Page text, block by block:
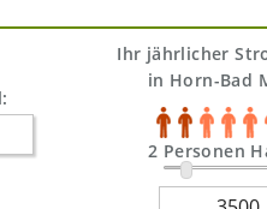
Ihr jährlicher
in Horn-Bad
2 Personen